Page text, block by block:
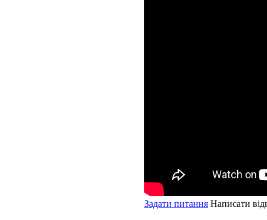
Задати питання Написати